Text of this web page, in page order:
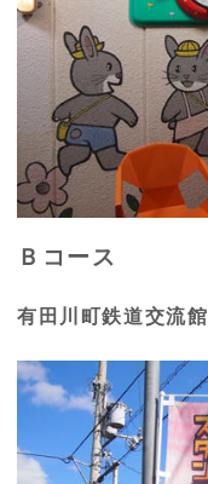
Ｂコース
有田川町鉄道交流館